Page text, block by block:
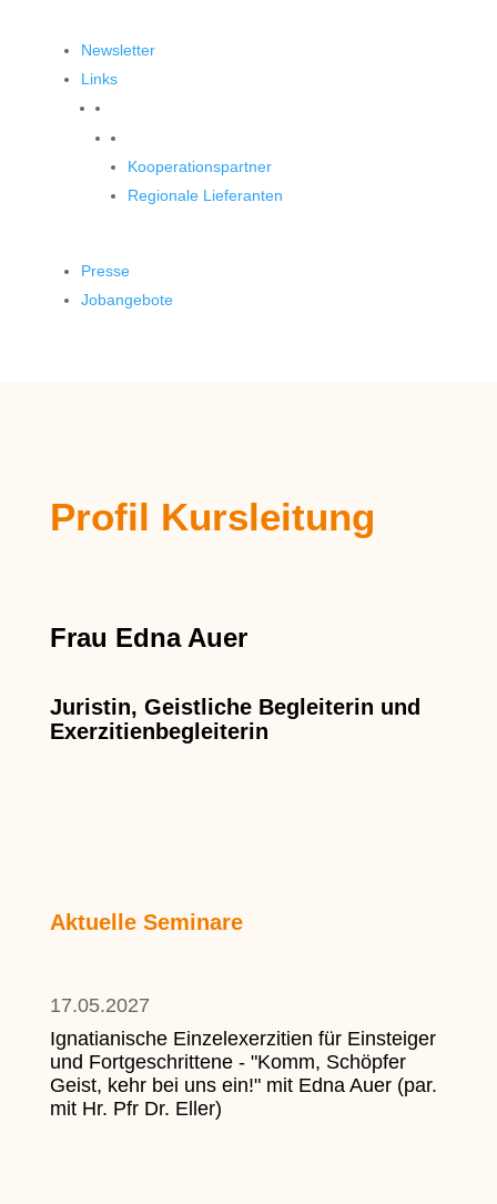
Newsletter
Links
Kooperationspartner
Regionale Lieferanten
Presse
Jobangebote
Profil Kursleitung
Frau Edna Auer
Juristin, Geistliche Begleiterin und
Exerzitienbegleiterin
Aktuelle Seminare
17.05.2027
Ignatianische Einzelexerzitien für Einsteiger
und Fortgeschrittene - "Komm, Schöpfer
Geist, kehr bei uns ein!" mit Edna Auer (par.
mit Hr. Pfr Dr. Eller)